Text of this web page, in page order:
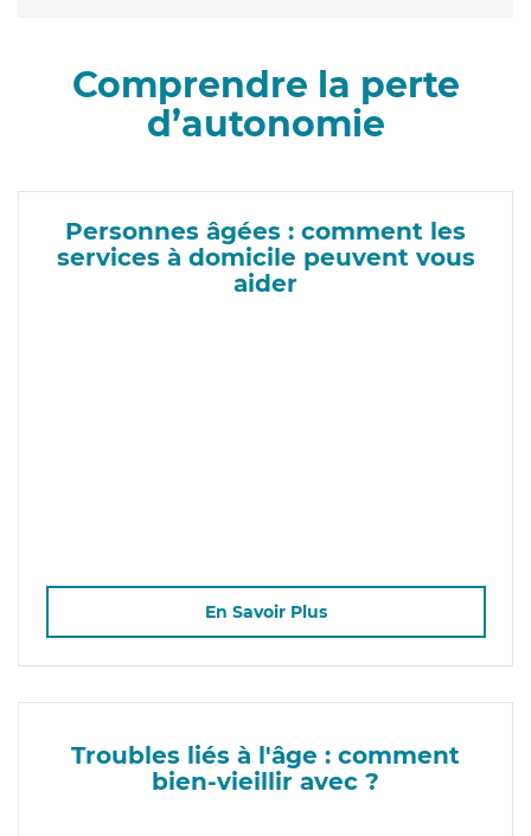
Comprendre la perte
d’autonomie
Personnes âgées : comment les
services à domicile peuvent vous
aider
En Savoir Plus
Troubles liés à l'âge : comment
bien-vieillir avec ?